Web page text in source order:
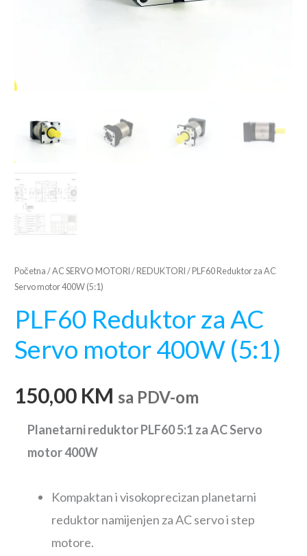
Početna /AC SERVO MOTORI / REDUKTORI / PLF60 Reduktor za AC
Servo motor 400W (5:1)
PLF60 Reduktor za AC
Servo motor 400W (5:1)
150,00 KM sa PDV-om
Planetarni reduktor PLF60 5:1 za AC Servo
motor 400W
Kompaktan i visokoprecizan planetarni
reduktor namijenjen za AC servo i step
motore.